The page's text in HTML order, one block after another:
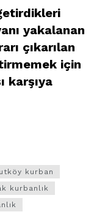
yakalanan
çıkarılan
için
karşıya
kurban
kurbanlık